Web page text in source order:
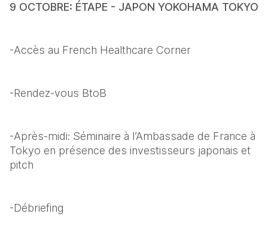
9 OCTOBRE: ÉTAPE - JAPON YOKOHAMA TOKYO
-Accès au French Healthcare Corner
-Rendez-vous BtoB
-Après-midi: Séminaire à l’Ambassade de France à
Tokyo en présence des investisseurs japonais et
pitch
-Débriefing